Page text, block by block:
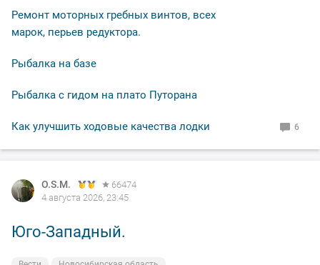
Ремонт моторных гребных винтов, всех
марок, перьев редуктора.
Рыбалка на базе
Рыбалка с гидом на плато Путорана
Как улучшить ходовые качества лодки 6
O.S.M.
66474
4 августа 2026, 23:45
Юго-Западный.